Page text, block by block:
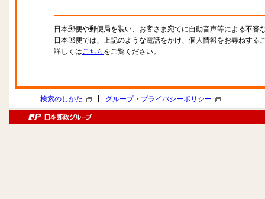
日本郵便や郵便局を装い、お客さま宛てに自動音声等による不審
日本郵便では、上記のような電話をかけ、個人情報をお尋ねする
詳しくはこちら をご覧ください。
検索のしかた グループ・プライバシーポリシー